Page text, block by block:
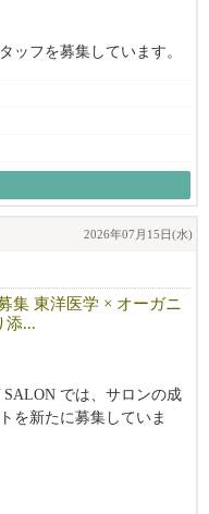
ッフを募集しています。
2026年07月15日(水)
集 東洋医学 × オーガニ
添...
では、サロンの成
を新たに募集していま